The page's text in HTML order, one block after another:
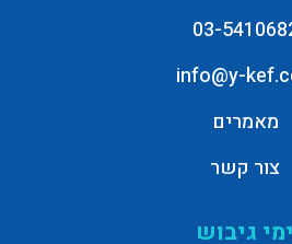
03-
info@y-
מאמרים
צור קשר
ימי גיבוש